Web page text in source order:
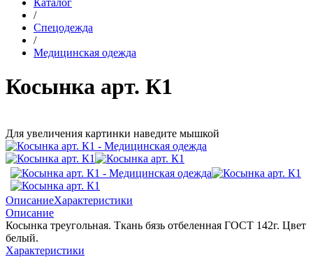
Каталог
/
Спецодежда
/
Медицинская одежда
Косынка арт. К1
Для увеличения картинки наведите мышкой
ОписаниеХарактеристики
Описание
Косынка треугольная. Ткань бязь отбеленная ГОСТ 142г. Цвет
белый.
Характеристики